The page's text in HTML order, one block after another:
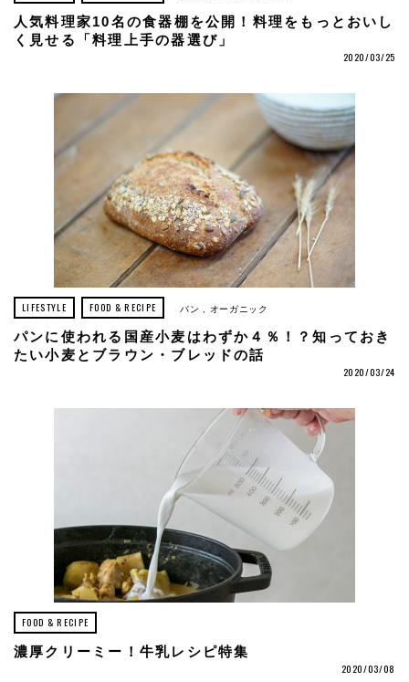
人気料理家10名の食器棚を公開！料理をもっとおいし
く見せる「料理上手の器選び」
2020/03/25
LIFESTYLE FOOD & RECIPE パン オーガニック
パンに使われる国産小麦はわずか４％！？知っておき
たい小麦とブラウン・ブレッドの話
2020/03/24
FOOD & RECIPE
濃厚クリーミー！牛乳レシピ特集
2020/03/08